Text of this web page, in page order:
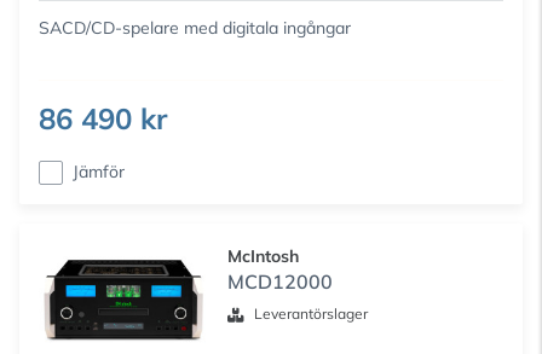
SACD/CD-spelare med digitala ingångar
86 490 kr
Jämför
McIntosh
MCD12000
Leverantörslager